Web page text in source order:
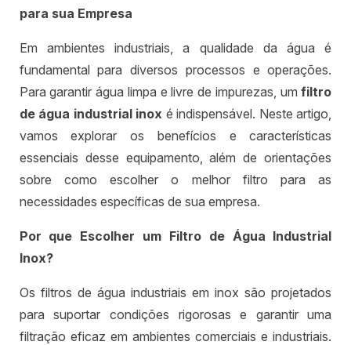
para sua Empresa
Em ambientes industriais, a qualidade da água é
fundamental para diversos processos e operações.
Para garantir água limpa e livre de impurezas, umfiltro
de água industrial inox é indispensável. Neste artigo,
vamos explorar os benefícios e características
essenciais desse equipamento, além de orientações
sobre como escolher o melhor filtro para as
necessidades específicas de sua empresa.
Por que Escolher um Filtro de Água Industrial
Inox?
Os filtros de água industriais em inox são projetados
para suportar condições rigorosas e garantir uma
filtração eficaz em ambientes comerciais e industriais.